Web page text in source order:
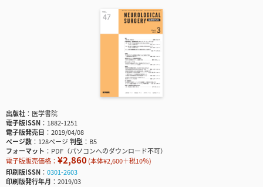
出版社
医学書院
電子版ISSN
1882-1251
電子版発売日
2019/04/08
ページ数
128ページ判型
B5
フォーマット
PDF（パソコンへのダウンロード不可）
電子版販売価格： ¥2,860(本体¥2,600＋税10％)
印刷版ISSN
0301-2603
印刷版発行年月
2019/03